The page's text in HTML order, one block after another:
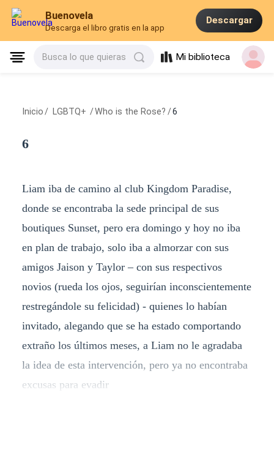
Buenovela
Descarga el libro gratis en la app
Descargar
Busca lo que quieras Mi biblioteca
Inicio / LGBTQ+ /Who is the Rose? /6
6
Liam iba de camino al club Kingdom Paradise,
donde se encontraba la sede principal de sus
boutiques Sunset, pero era domingo y hoy no iba
en plan de trabajo, solo iba a almorzar con sus
amigos Jaison y Taylor – con sus respectivos
novios (rueda los ojos, seguirían inconscientemente
restregándole su felicidad) - quienes lo habían
invitado, alegando que se ha estado comportando
extraño los últimos meses, a Liam no le agradaba
la idea de esta intervención, pero ya no encontraba
excusas para evadir